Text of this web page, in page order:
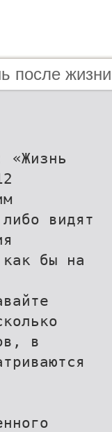
после жизни
«Жизнь
видят
как бы на
в